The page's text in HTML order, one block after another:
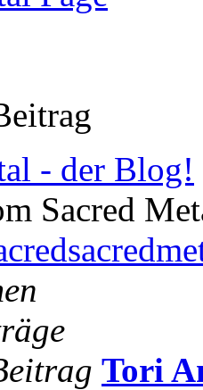
- der Blog!
Sacred
Tori